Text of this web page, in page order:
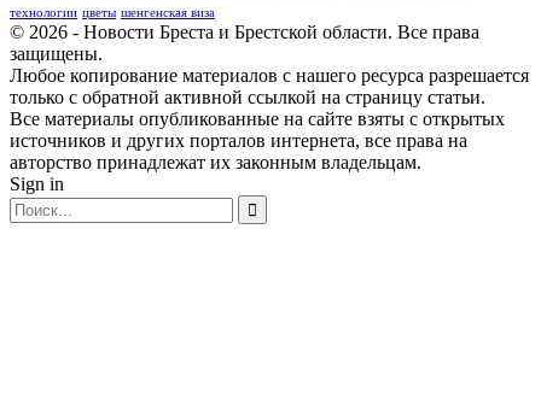
технологии цветы шенгенская виза
© 2026 - Новости Бреста и Брестской области. Все права
защищены.
Любое копирование материалов с нашего ресурса разрешается
только с обратной активной ссылкой на страницу статьи.
Все материалы опубликованные на сайте взяты с открытых
источников и других порталов интернета, все права на
авторство принадлежат их законным владельцам.
Sign in